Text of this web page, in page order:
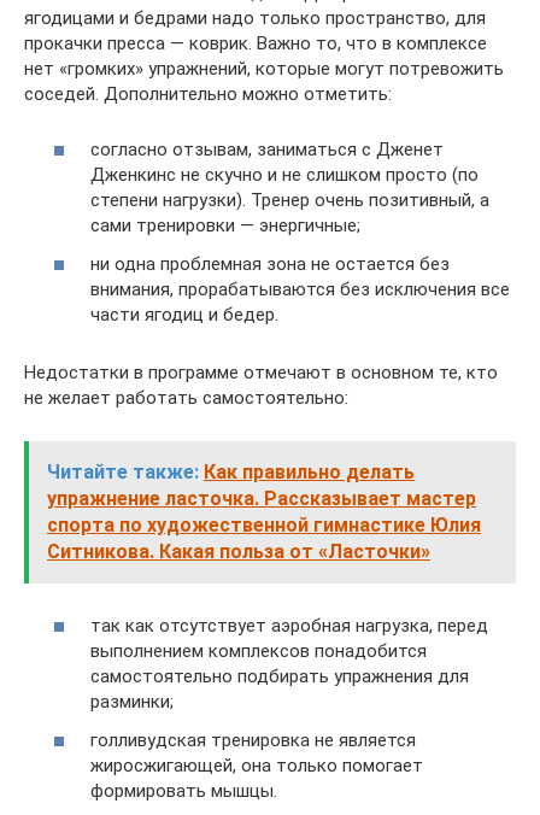
ягодицами и бедрами надо только пространство, для
прокачки пресса — коврик. Важно то, что в комплексе
нет «громких» упражнений, которые могут потревожить
соседей. Дополнительно можно отметить:
согласно отзывам, заниматься с Дженет
Дженкинс не скучно и не слишком просто (по
степени нагрузки). Тренер очень позитивный, а
сами тренировки — энергичные;
ни одна проблемная зона не остается без
внимания, прорабатываются без исключения все
части ягодиц и бедер.
Недостатки в программе отмечают в основном те, кто
не желает работать самостоятельно:
Читайте также: Как правильно делать
упражнение ласточка. Рассказывает мастер
спорта по художественной гимнастике Юлия
Ситникова. Какая польза от «Ласточки»
так как отсутствует аэробная нагрузка, перед
выполнением комплексов понадобится
самостоятельно подбирать упражнения для
разминки;
голливудская тренировка не является
жиросжигающей, она только помогает
формировать мышцы.